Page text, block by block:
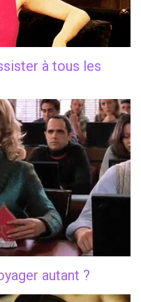
à tous les
autant ?